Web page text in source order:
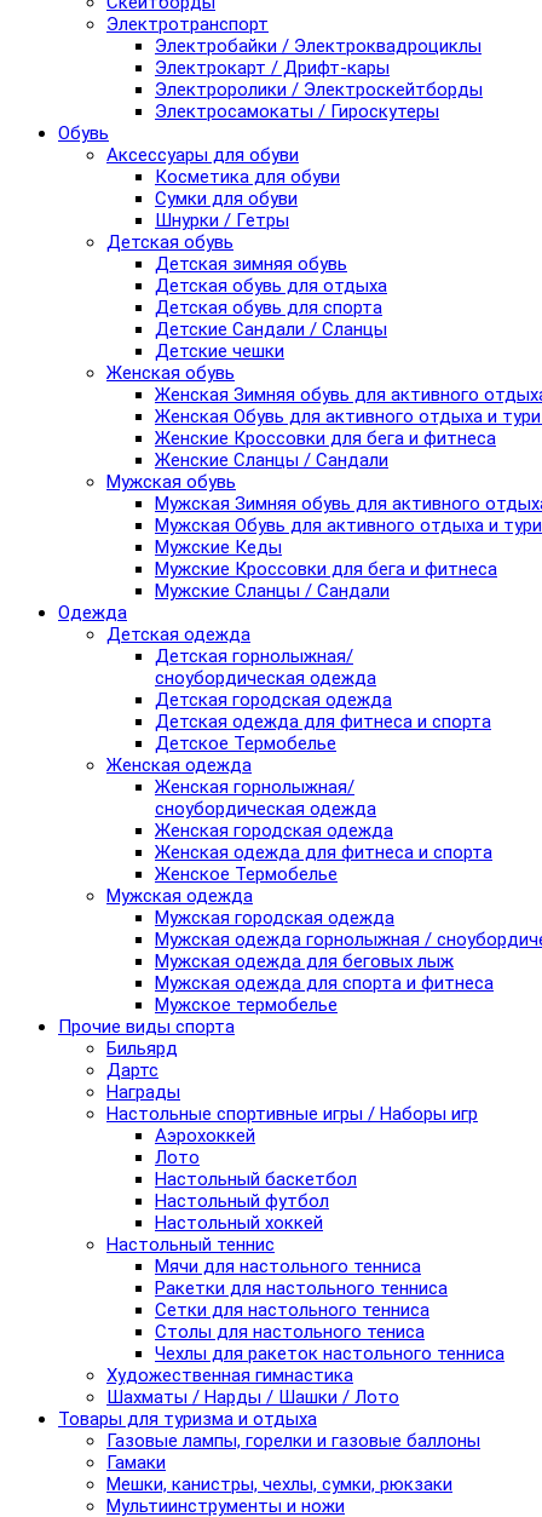
Электротранспорт
Электробайки / Электроквадроциклы
Электрокарт / Дрифт-кары
Электроролики / Электроскейтборды
Электросамокаты / Гироскутеры
Обувь
Аксессуары для обуви
Косметика для обуви
Сумки для обуви
Шнурки / Гетры
Детская обувь
Детская зимняя обувь
Детская обувь для отдыха
Детская обувь для спорта
Детские Сандали / Сланцы
Детские чешки
Женская обувь
Женская Зимняя обувь для активного
Женская Обувь для активного отдыха и
Женские Кроссовки для бега и фитнеса
Женские Сланцы / Сандали
Мужская обувь
Мужская Зимняя обувь для активного
Мужская Обувь для активного отдыха и
Мужские Кеды
Мужские Кроссовки для бега и фитнеса
Мужские Сланцы / Сандали
Одежда
Детская одежда
Детская горнолыжная/
сноубордическая одежда
Детская городская одежда
Детская одежда для фитнеса и спорта
Детское Термобелье
Женская одежда
Женская горнолыжная/
сноубордическая одежда
Женская городская одежда
Женская одежда для фитнеса и спорта
Женское Термобелье
Мужская одежда
Мужская городская одежда
Мужская одежда горнолыжная /
Мужская одежда для беговых лыж
Мужская одежда для спорта и фитнеса
Мужское термобелье
Прочие виды спорта
Бильярд
Дартс
Награды
Настольные спортивные игры / Наборы игр
Аэрохоккей
Лото
Настольный баскетбол
Настольный футбол
Настольный хоккей
Настольный теннис
Мячи для настольного тенниса
Ракетки для настольного тенниса
Сетки для настольного тенниса
Столы для настольного тениса
Чехлы для ракеток настольного тенниса
Художественная гимнастика
Шахматы / Нарды / Шашки / Лото
Товары для туризма и отдыха
Газовые лампы, горелки и газовые баллоны
Гамаки
Мешки, канистры, чехлы, сумки, рюкзаки
Мультиинструменты и ножи